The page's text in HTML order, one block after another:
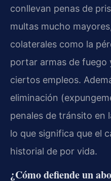
conllevan penas de
multas mucho
colaterales como la
portar armas de fuego
ciertos empleos.
eliminación
penales de tránsito en
lo que significa que el
historial de por vida.
¿Cómo defiende un